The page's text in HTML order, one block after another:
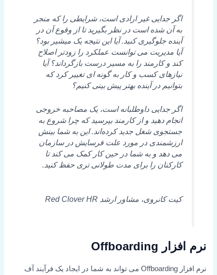
اگر جدایی غیر ارادی است، شرایطی را که منجر
به آن شده است در نظر بگیرید تا از وقوع آن در
آینده جلوگیری کنید. آیا این نتیجه یک میشیر بود؟
آیا مدیریت می توانست عملکرد را زودتر اصلاح
کند و کارمند را به مسیر درست بازگرداند؟ آیا
نیازهای کسب و کار به گونه ای تغییر کرد که
بتوانیم در آینده بهتر پیش بینی کنیم؟
اگر جدایی داوطلبانه است، یک مصاحبه خروجی
انجام دهید و از کارمند بپرسید که چرا شروع به
جستجوی شغل جدید کرده‌اند. این به شما بینش
ارزشمندی در مورد علت فرسایش در سازمان
می دهد و به شما در حین کار کمک می کند تا
کارکنان را برای مدت طولانی تری حفظ کنید.
کیت کانروی، مشاور ارشد Red Clover HR
نرم افزار Offboarding
نرم افزار Offboarding می تواند به شما در ایجاد یک فرآیند آف